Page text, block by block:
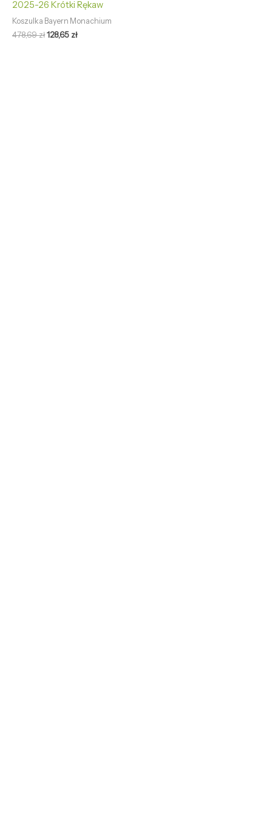
2025-26 Krótki Rękaw
Koszulka Bayern Monachium
478,69zł128,65 zł